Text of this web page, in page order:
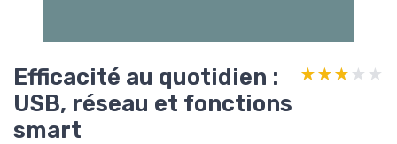
Efficacité au quotidien :
USB, réseau et fonctions
smart
★★★★★
★★★★★